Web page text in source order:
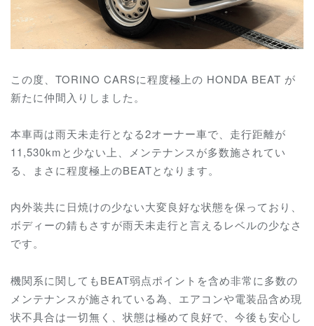
この度、TORINO CARSに程度極上の HONDA BEAT が
新たに仲間入りしました。
本車両は雨天未走行となる2オーナー車で、走行距離が
11,530kmと少ない上、メンテナンスが多数施されてい
る、まさに程度極上のBEATとなります。
内外装共に日焼けの少ない大変良好な状態を保っており、
ボディーの錆もさすが雨天未走行と言えるレベルの少なさ
です。
機関系に関してもBEAT弱点ポイントを含め非常に多数の
メンテナンスが施されている為、 エアコンや電装品含め現
状不具合は一切無く、 状態は極めて良好で、 今後も安心し